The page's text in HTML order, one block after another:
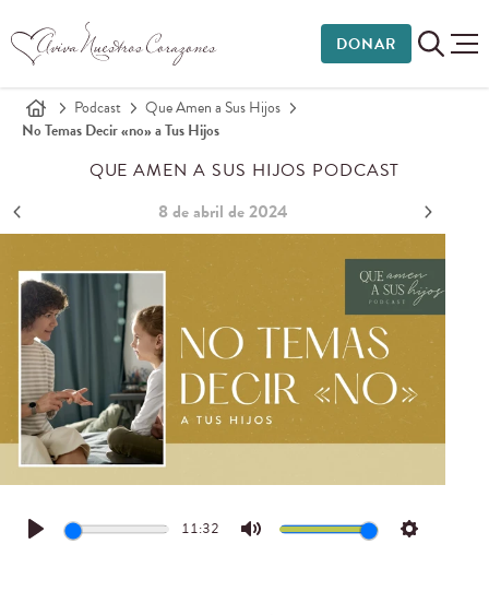
DONAR
Podcast
Que Amen a Sus Hijos
No Temas Decir «no» a Tus Hijos
QUE AMEN A SUS HIJOS PODCAST
8 de abril de 2024
Play
11:32
Mute Settings